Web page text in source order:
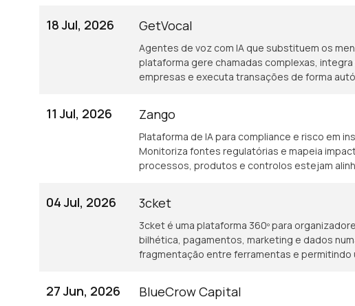
18 Jul, 2026 GetVocal
Agentes de voz com IA que substituem os
plataforma gere chamadas complexas,
empresas e executa transações de forma
11 Jul, 2026 Zango
Plataforma de IA para compliance e risco em
Monitoriza fontes regulatórias e mapeia
processos, produtos e controlos estejam
04 Jul, 2026 3cket
3cket é uma plataforma 360º para
bilhética, pagamentos, marketing e dados
fragmentação entre ferramentas e permitindo
27 Jun, 2026 BlueCrow Capital